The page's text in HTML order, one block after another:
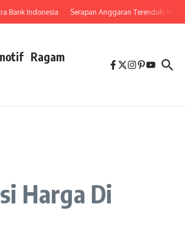
Indonesia Serapan Anggaran Terendah,
Ragam
Harga Di